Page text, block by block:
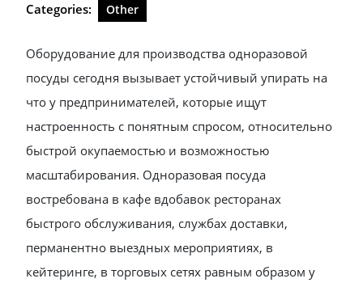
Categories: Other
Оборудование для производства одноразовой
посуды сегодня вызывает устойчивый упирать на
что у предпринимателей, которые ищут
настроенность с понятным спросом, относительно
быстрой окупаемостью и возможностью
масштабирования. Одноразовая посуда
востребована в кафе вдобавок ресторанах
быстрого обслуживания, службах доставки,
перманентно выездных мероприятиях, в
кейтеринге, в торговых сетях равным образом у